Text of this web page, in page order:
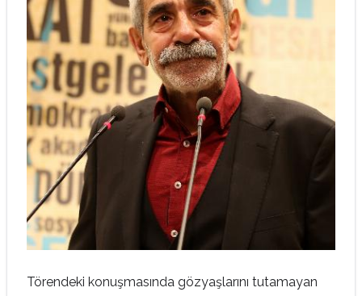
Törendeki konuşmasında gözyaşlarını tutamayan